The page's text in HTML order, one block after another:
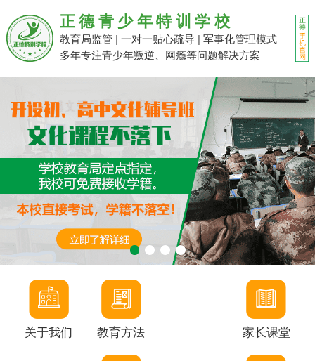
正德青少年特训学校
教育局监管 | 一对一贴心疏导 | 军事化管理模式
多年专注青少年叛逆、网瘾等问题解决方案
关于我们 教育方法 家长课堂